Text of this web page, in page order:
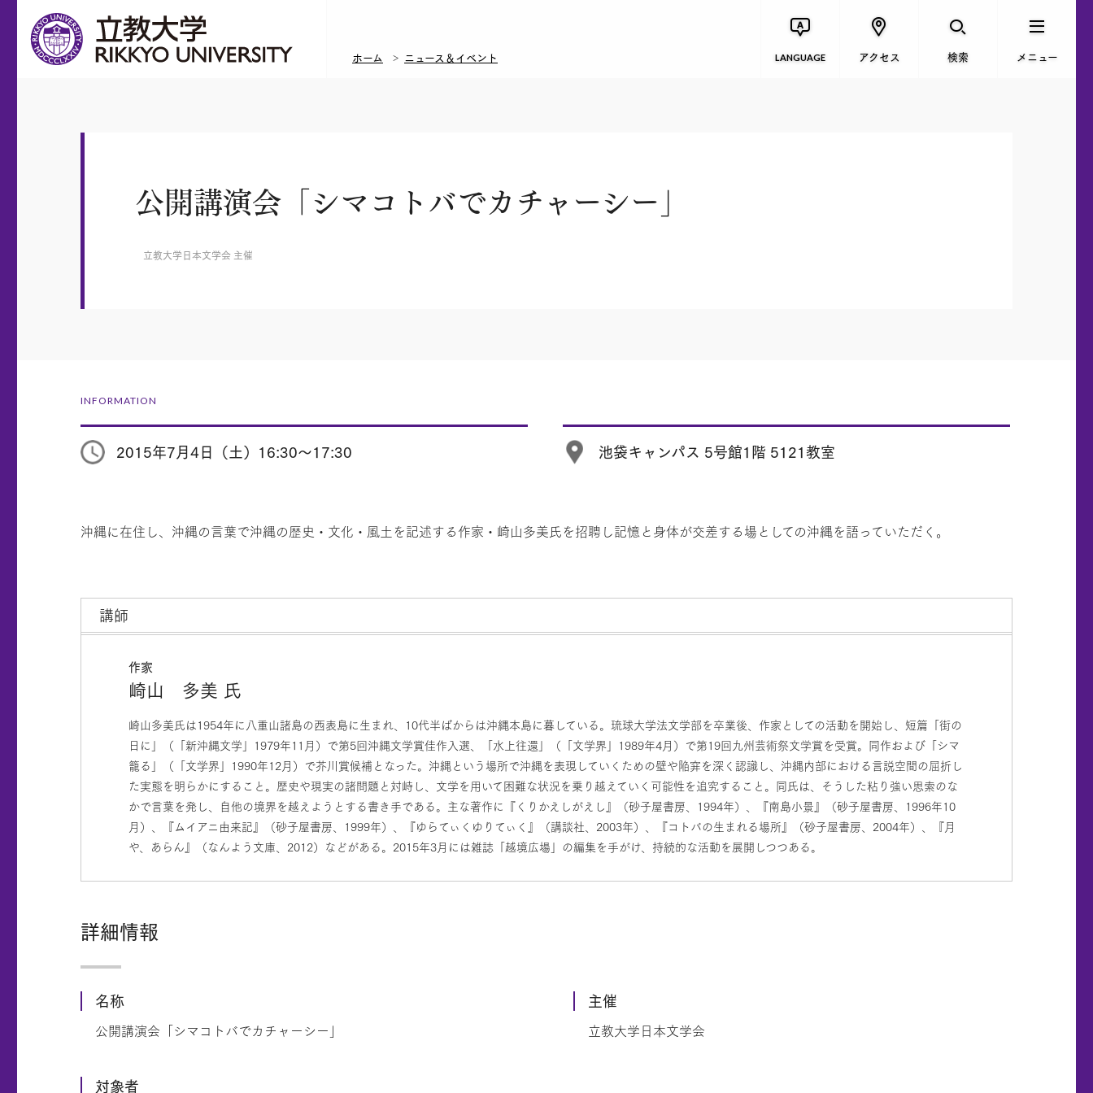
ホーム ニュース＆イベント LANGUAGE アクセス 検索 メニュー
公開講演会「シマコトバでカチャーシー」
立教大学日本文学会 主催
INFORMATION
2015年7月4日（土）16:30～17:30 池袋キャンパス 5号館1階 5121教室
沖縄に在住し、沖縄の言葉で沖縄の歴史・文化・風土を記述する作家・崎山多美氏を招聘し記憶と身体が交差する場としての沖縄を語っていただく。
講師
作家
崎山 多美 氏
崎山多美氏は1954年に八重山諸島の西表島に生まれ、10代半ばからは沖縄本島に暮している。琉球大学法文学部を卒業後、作家としての活動を開始し、短篇「街の
日に」（「新沖縄文学」1979年11月）で第5回沖縄文学賞佳作入選、「水上往還」（「文学界」1989年4月）で第19回九州芸術祭文学賞を受賞。同作および「シマ
籠る」（「文学界」1990年12月）で芥川賞候補となった。沖縄という場所で沖縄を表現していくための壁や陥穽を深く認識し、沖縄内部における言説空間の屈折し
た実態を明らかにすること。歴史や現実の諸問題と対峙し、文学を用いて困難な状況を乗り越えていく可能性を追究すること。同氏は、そうした粘り強い思索のな
かで言葉を発し、自他の境界を越えようとする書き手である。主な著作に『くりかえしがえし』（砂子屋書房、1994年）、『南島小景』（砂子屋書房、1996年10
月）、『ムイアニ由来記』（砂子屋書房、1999年）、『ゆらてぃくゆりてぃく』（講談社、2003年）、『コトバの生まれる場所』（砂子屋書房、2004年）、『月
や、あらん』（なんよう文庫、2012）などがある。2015年3月には雑誌「越境広場」の編集を手がけ、持続的な活動を展開しつつある。
詳細情報
名称
公開講演会「シマコトバでカチャーシー」
対象者
主催
立教大学日本文学会